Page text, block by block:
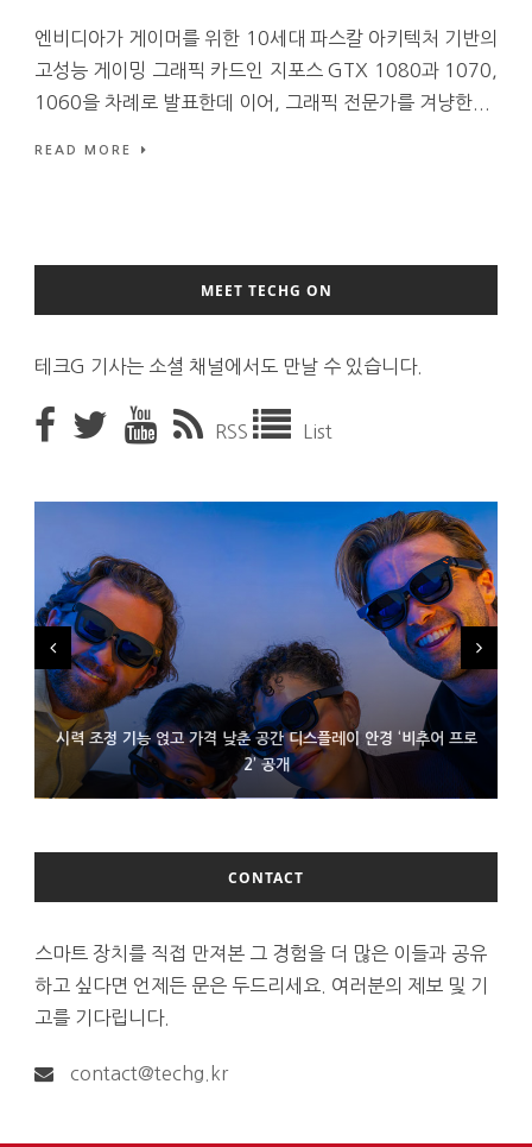
엔비디아가 게이머를 위한 10세대 파스칼 아키텍처 기반의
고성능 게이밍 그래픽 카드인 지포스 GTX 1080과 1070,
1060을 차례로 발표한데 이어, 그래픽 전문가를 겨냥한...
READ MORE
MEET TECHG ON
테크G 기사는 소셜 채널에서도 만날 수 있습니다.
RSS List
시력 조정 기능 얹고 가격 낮춘 공간 디스플레이 안경 ‘비추어 프로
2’ 공개
D램 부족에 10억달러어치 아이폰18 프로세서 패키징 대기 중
300~400달러 반지형 스피커 준비하는 오픈AI
CONTACT
스마트 장치를 직접 만져본 그 경험을 더 많은 이들과 공유
하고 싶다면 언제든 문은 두드리세요. 여러분의 제보 및 기
고를 기다립니다.
contact@techg.kr